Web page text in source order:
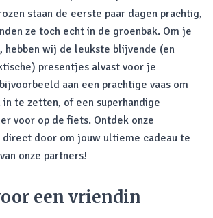
staan de eerste paar dagen prachtig,
ze toch echt in de groenbak. Om je
hebben wij de leukste blijvende (en
presentjes alvast voor je
aan een prachtige vaas om
te zetten, of een superhandige
voor op de fiets. Ontdek onze
door om jouw ultieme cadeau te
onze partners!
een vriendin